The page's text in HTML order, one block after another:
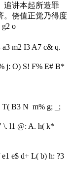
追讲本起所造罪
。侥值正觉乃得度
o
a3 m2 I3 A7 c& q.
j: O) S! F% E# B*
T( B3 N m% g; _;
\. l1 @: A. h( k*
e1 e$ d+ L( b) h: ?3